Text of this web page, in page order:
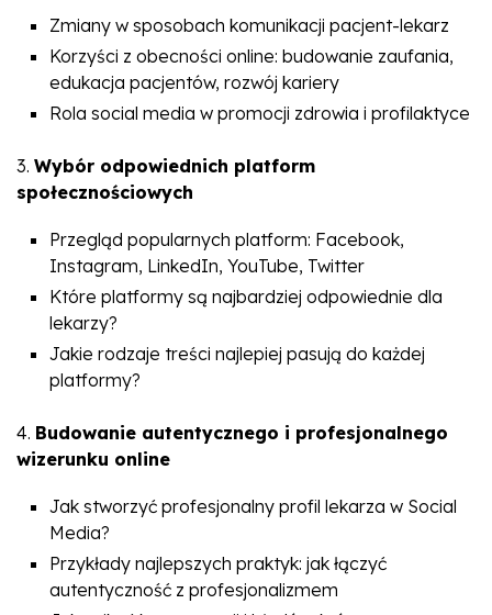
Zmiany w sposobach komunikacji pacjent-lekarz
Korzyści z obecności online: budowanie zaufania,
edukacja pacjentów, rozwój kariery
Rola social media w promocji zdrowia i profilaktyce
3. Wybór odpowiednich platform
społecznościowych
Przegląd popularnych platform: Facebook,
Instagram, LinkedIn, YouTube, Twitter
Które platformy są najbardziej odpowiednie dla
lekarzy?
Jakie rodzaje treści najlepiej pasują do każdej
platformy?
4. Budowanie autentycznego i profesjonalnego
wizerunku online
Jak stworzyć profesjonalny profil lekarza w Social
Media?
Przykłady najlepszych praktyk: jak łączyć
autentyczność z profesjonalizmem